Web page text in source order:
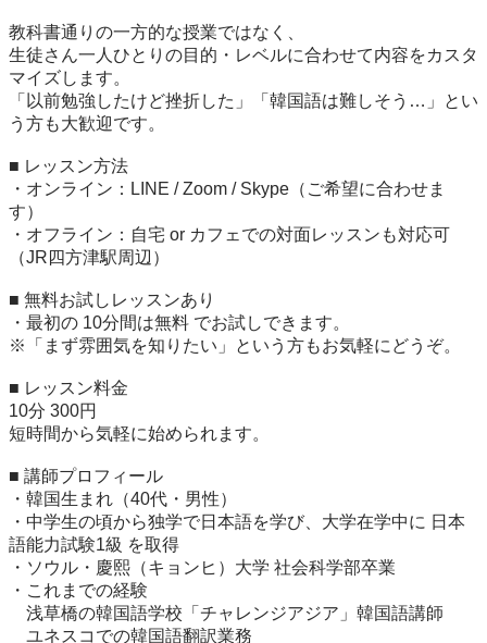
教科書通りの一方的な授業ではなく、
生徒さん一人ひとりの目的・レベルに合わせて内容をカスタ
マイズします。
「以前勉強したけど挫折した」「韓国語は難しそう…」とい
う方も大歓迎です。
■ レッスン方法
・オンライン：LINE / Zoom / Skype（ご希望に合わせま
す）
・オフライン：自宅 or カフェでの対面レッスンも対応可
（JR四方津駅周辺）
■ 無料お試しレッスンあり
・最初の 10分間は無料 でお試しできます。
※「まず雰囲気を知りたい」という方もお気軽にどうぞ。
■ レッスン料金
10分 300円
短時間から気軽に始められます。
■ 講師プロフィール
・韓国生まれ（40代・男性）
・中学生の頃から独学で日本語を学び、大学在学中に 日本
語能力試験1級 を取得
・ソウル・慶熙（キョンヒ）大学 社会科学部卒業
・これまでの経験
浅草橋の韓国語学校「チャレンジアジア」韓国語講師
ユネスコでの韓国語翻訳業務